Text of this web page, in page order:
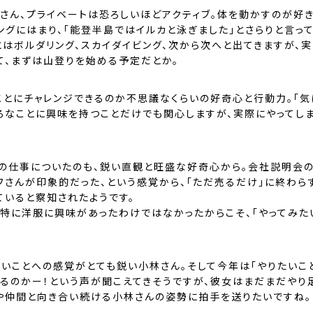
、プライベートは恐ろしいほどアクティブ。体を動かすのが好
にはまり、「能登半島ではイルカと泳ぎました」とさらりと言っ
ボルダリング、スカイダイビング、次から次へと出てきますが、
まずは山登りを始める予定だとか。
にチャレンジできるのか不思議なくらいの好奇心と行動力。「
なことに興味を持つことだけでも関心しますが、実際にやってし
仕事についたのも、鋭い直観と旺盛な好奇心から。会社説明会
んが印象的だった、という感覚から、「ただ売るだけ」に終わ
ると察知されたようです。
に洋服に興味があったわけではなかったからこそ、「やってみた
ことへの感覚がとても鋭い小林さん。そして今年は「やりたいこ
のかー！という声が聞こえてきそうですが、彼女はまだまだやり
仲間と向き合い続ける小林さんの姿勢に拍手を送りたいですね。